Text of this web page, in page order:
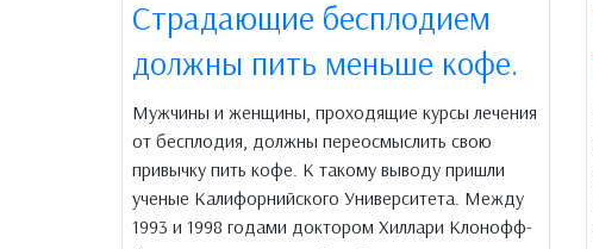
Страдающие бесплодием
должны пить меньше кофе.
Мужчины и женщины, проходящие курсы лечения
от бесплодия, должны переосмыслить свою
привычку пить кофе. К такому выводу пришли
ученые Калифорнийского Университета. Между
1993 и 1998 годами доктором Хиллари Клонофф-